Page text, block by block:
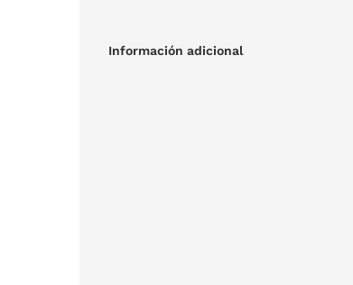
Información adicional